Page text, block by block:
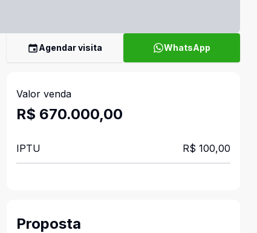
Agendar visita WhatsApp
Valor venda
R$ 670.000,00
IPTU R$ 100,00
Proposta